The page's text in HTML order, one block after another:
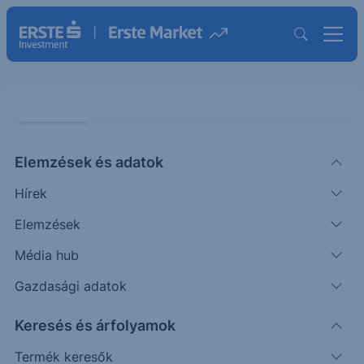
Elemzések és adatok
Hírek
Elemzések
Média hub
Gazdasági adatok
Keresés és árfolyamok
Termék keresők
OpenAI
Sajtóértesülések szerint az OpenAI saját
okostelefonjainak készítését tervezi. Ehhez